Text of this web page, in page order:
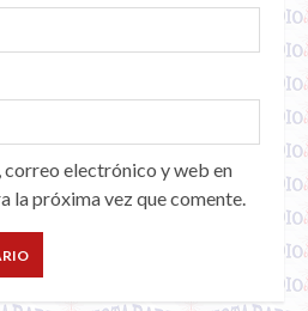
correo electrónico y web en
la próxima vez que comente.